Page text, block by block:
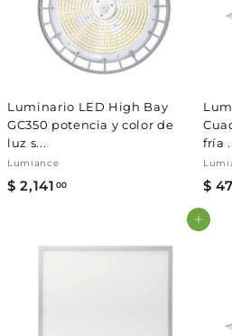
Luminario LED High Bay
GC350 potencia y color de
luz s...
Lumiance
$ 2,141 00
1
fría
$
Agregar al carrito